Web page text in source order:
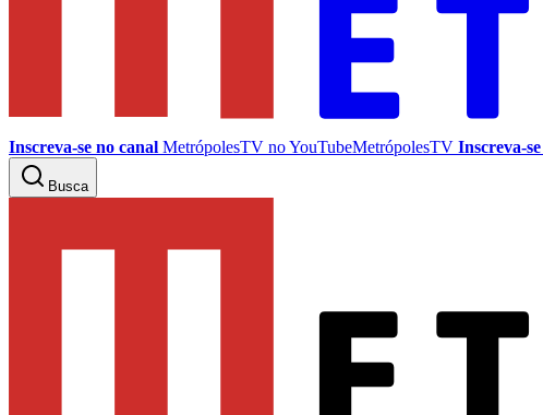
Inscreva-se no canal MetrópolesTV noYouTubeMetrópolesTV Inscreva-se
Busca